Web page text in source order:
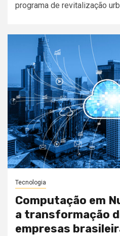
programa de revitalização
Tecnologia
Computação em
a transformação
empresas